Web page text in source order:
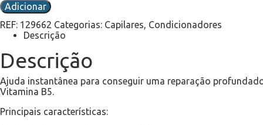
Adicionar
REF: 129662 Categorias: Capilares, Condicionadores
Descrição
Descrição
Ajuda instantânea para conseguir uma reparação
Vitamina B5.
Principais características: